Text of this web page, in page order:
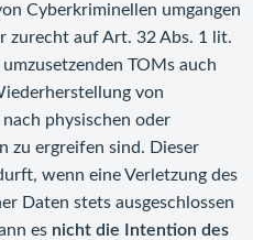
Cyberkriminellen umgangen
zurecht auf Art. 32 Abs. 1 lit.
TOMs auch
von
physischen oder
zu ergreifen sind. Dieser
wenn eine Verletzung des
Daten stets ausgeschlossen
es nicht die Intention des